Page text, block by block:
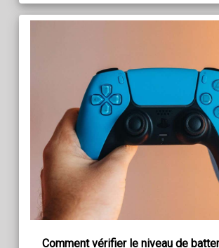
Comment vérifier le niveau de